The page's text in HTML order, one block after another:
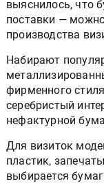
выяснилось, что
поставки —
производства
Набирают
фирменного
серебристый
нефактурной
Для визиток
пластик,
выбирается